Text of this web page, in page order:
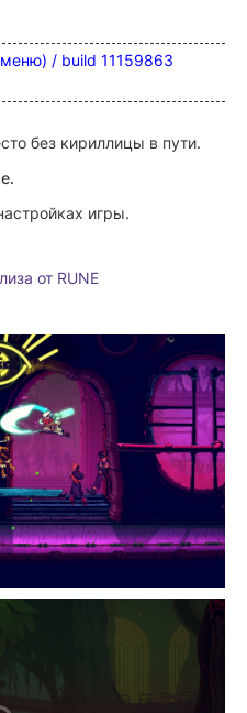
/ build 11159863
без кириллицы в пути.
игры.
от RUNE